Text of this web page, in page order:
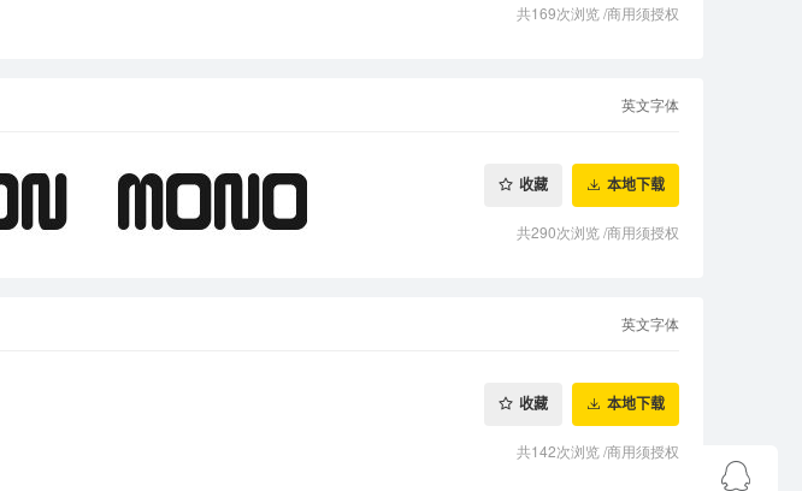
共169次浏览/商用须授权
英文字体
收藏 本地下载
共290次浏览/商用须授权
英文字体
收藏 本地下载
共142次浏览/商用须授权